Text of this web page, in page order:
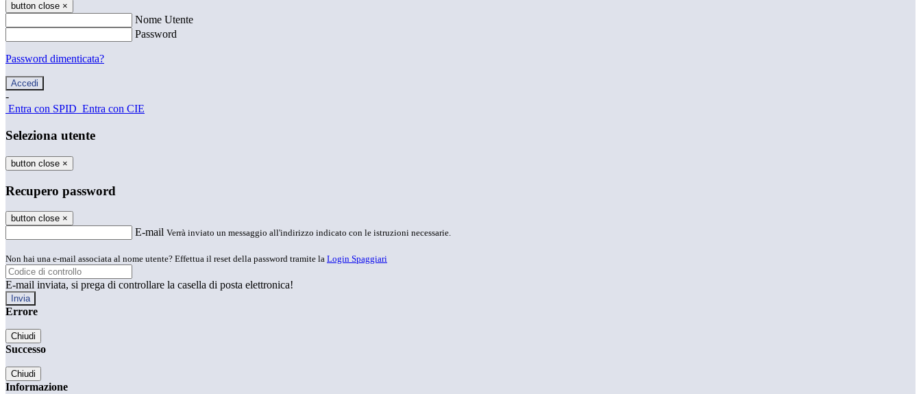
button close ×
Nome Utente
Password
Password dimenticata?
-
Entra con SPID Entra con CIE
Seleziona utente
button close ×
Recupero password
button close ×
E-mail Verrà inviato un messaggio all'indirizzo indicato con le istruzioni necessarie.
Non hai una e-mail associata al nome utente? Effettua il reset della password tramite la Login Spaggiari
E-mail inviata, si prega di controllare la casella di posta elettronica!
Errore
Chiudi
Successo
Chiudi
Informazione